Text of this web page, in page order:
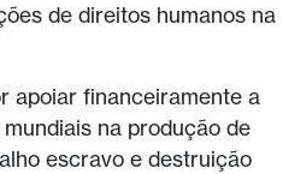
de direitos humanos na
apoiar financeiramente a
na produção de
escravo e destruição